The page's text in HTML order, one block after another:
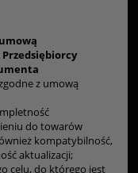
z umową
do towarów
kompatybilność,
aktualizacji;
celu, do którego jest